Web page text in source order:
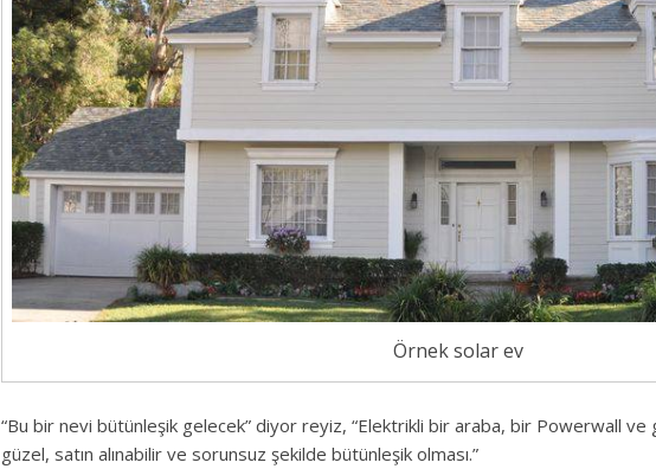
Örnek solar ev
“Bu bir nevi bütünleşik gelecek” diyor reyiz, “Elektrikli bir araba, bir Powerwall ve
güzel, satın alınabilir ve sorunsuz şekilde bütünleşik olması.”